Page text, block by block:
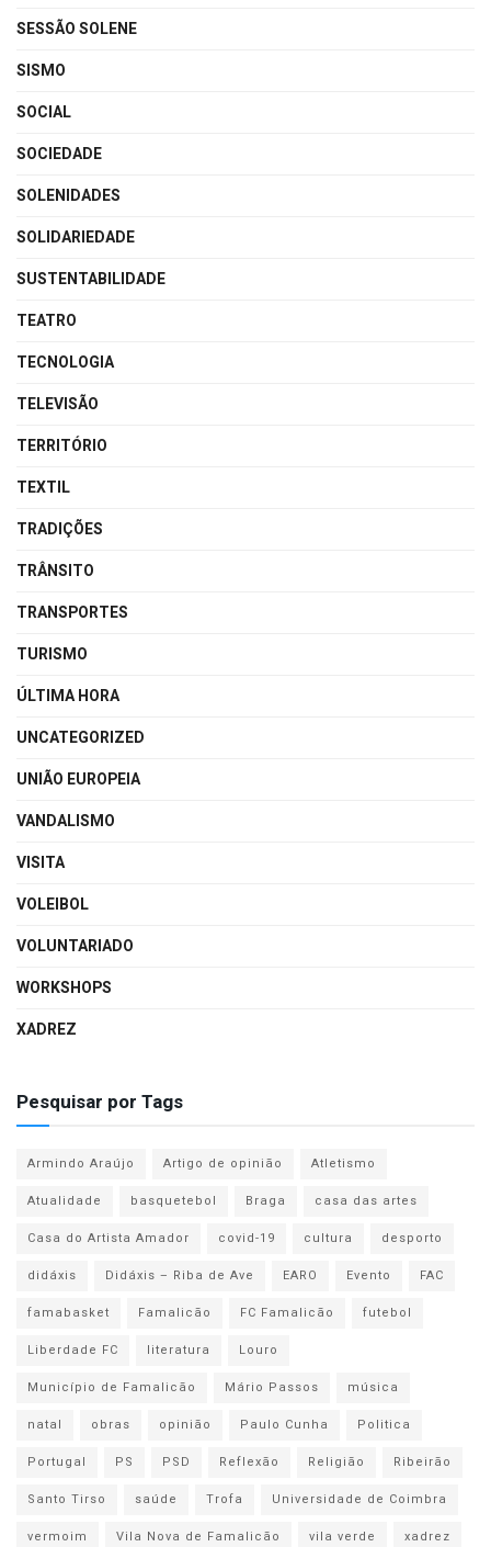
SESSÃO SOLENE
SISMO
SOCIAL
SOCIEDADE
SOLENIDADES
SOLIDARIEDADE
SUSTENTABILIDADE
TEATRO
TECNOLOGIA
TELEVISÃO
TERRITÓRIO
TEXTIL
TRADIÇÕES
TRÂNSITO
TRANSPORTES
TURISMO
ÚLTIMA HORA
UNCATEGORIZED
UNIÃO EUROPEIA
VANDALISMO
VISITA
VOLEIBOL
VOLUNTARIADO
WORKSHOPS
XADREZ
Pesquisar por Tags
Armindo Araújo Artigo de opinião
Atletismo
Atualidade
basquetebol Braga
casa das artes
Casa do Artista Amador
covid-19 cultura
desporto
didáxis
Didáxis – Riba de Ave EARO Evento
FAC
famabasket
Famalicão FC Famalicão
futebol
Liberdade FC
literatura
Louro
Município de Famalicão
Mário Passos
música
natal
obras opinião Paulo Cunha
Politica
Portugal
PS PSD Reflexão Religião
Ribeirão
Santo Tirso
saúde Trofa
Universidade de Coimbra
vermoim
Vila Nova de Famalicão vila verde xadrez